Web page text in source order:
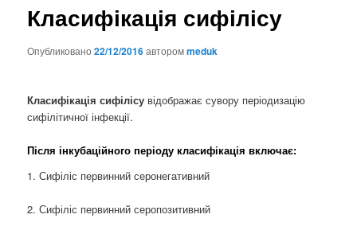
Класифікація сифілісу
Опубликовано22/12/2016авторомmeduk
Класифікація сифілісу відображає сувору періодизацію
сифілітичної інфекції.
Після інкубаційного періоду класифікація включає:
1. Сифіліс первинний серонегативний
2. Сифіліс первинний серопозитивний